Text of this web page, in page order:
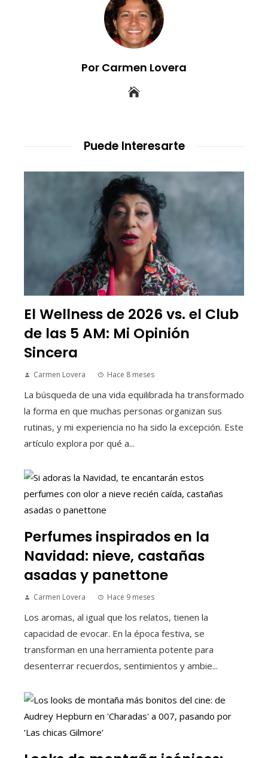
Por Carmen Lovera
Puede Interesarte
El Wellness de 2026 vs. el Club
de las 5 AM: Mi Opinión
Sincera
Carmen Lovera Hace 8 meses
La búsqueda de una vida equilibrada ha transformado
la forma en que muchas personas organizan sus
rutinas, y mi experiencia no ha sido la excepción. Este
artículo explora por qué a...
Perfumes inspirados en la
Navidad: nieve, castañas
asadas y panettone
Carmen Lovera Hace 9 meses
Los aromas, al igual que los relatos, tienen la
capacidad de evocar. En la época festiva, se
transforman en una herramienta potente para
desenterrar recuerdos, sentimientos y ambie...